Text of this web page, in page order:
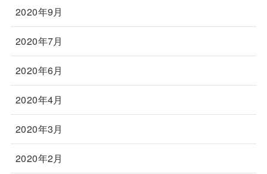
2020年9月
2020年7月
2020年6月
2020年4月
2020年3月
2020年2月